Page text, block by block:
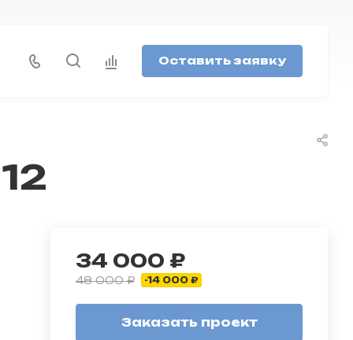
Оставить заявку
34 000 ₽
48 000 ₽ -14 000 ₽
Заказать проект